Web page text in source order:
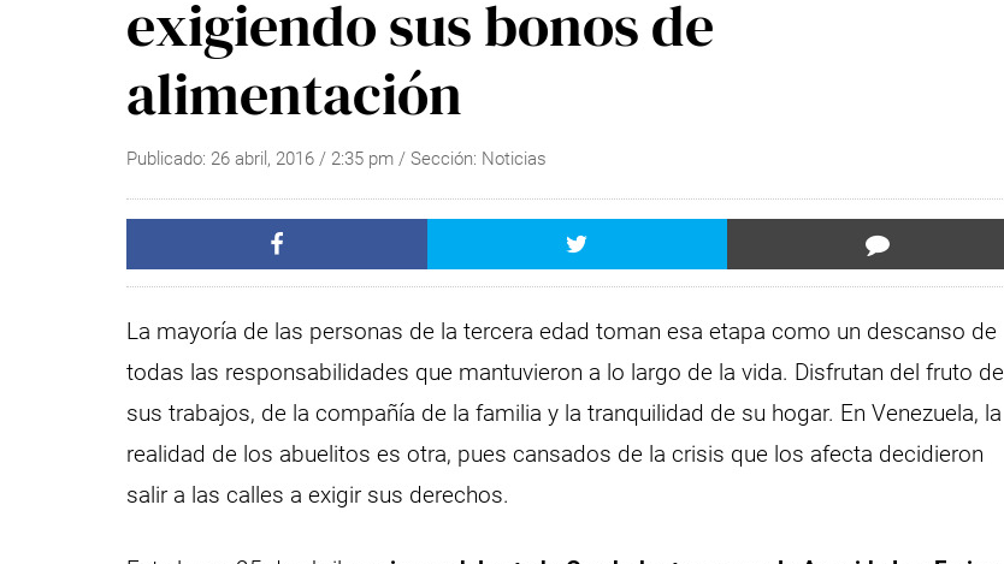
exigiendo sus bonos de
alimentación
Publicado: 26 abril, 2016 / 2:35 pm/ Sección: Noticias
La mayoría de las personas de la tercera edad toman esa etapa como un descanso de
todas las responsabilidades que mantuvieron a lo largo de la vida. Disfrutan del fruto de
sus trabajos, de la compañía de la familia y la tranquilidad de su hogar. En Venezuela, la
realidad de los abuelitos es otra, pues cansados de la crisis que los afecta decidieron
salir a las calles a exigir sus derechos.